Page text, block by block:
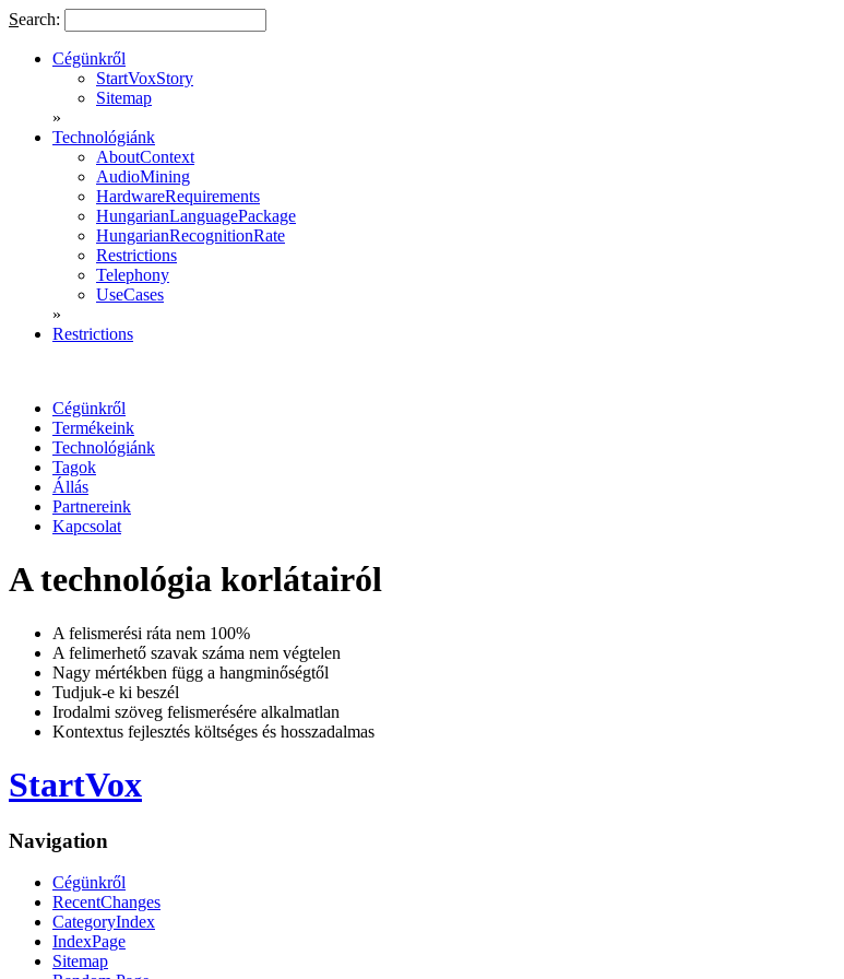
Search:
Cégünkről
StartVoxStory
Sitemap
»
Technológiánk
AboutContext
AudioMining
HardwareRequirements
HungarianLanguagePackage
HungarianRecognitionRate
Restrictions
Telephony
UseCases
»
Restrictions
Cégünkről
Termékeink
Technológiánk
Tagok
Állás
Partnereink
Kapcsolat
A technológia korlátairól
A felismerési ráta nem 100%
A felimerhető szavak száma nem végtelen
Nagy mértékben függ a hangminőségtől
Tudjuk-e ki beszél
Irodalmi szöveg felismerésére alkalmatlan
Kontextus fejlesztés költséges és hosszadalmas
StartVox
Navigation
Cégünkről
RecentChanges
CategoryIndex
IndexPage
Sitemap